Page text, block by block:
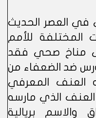
في العصر الحديث
المختلفة للأمم
مناخ صحي فقد
ضد الضعفاء من
العنف المعرفي
الذي مارسه
والاسم بريالية